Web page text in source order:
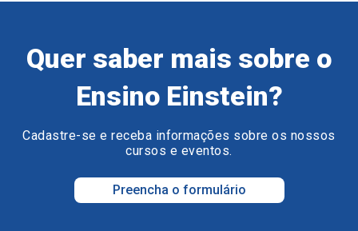
Quer saber mais sobre o
Ensino Einstein?
Cadastre-se e receba informações sobre os nossos
cursos e eventos.
Preencha o formulário